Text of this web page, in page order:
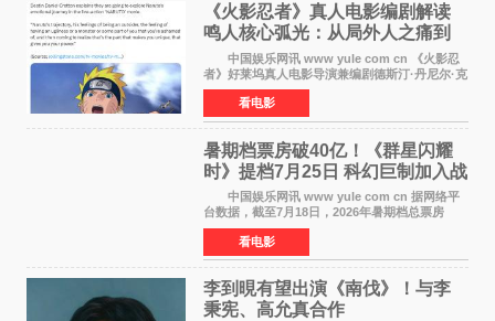
《火影忍者》真人电影编剧解读
鸣人核心弧光：从局外人之痛到
自我觉醒
中国娱乐网讯 www yule com cn 《火影忍
者》好莱坞真人电影导演兼编剧德斯汀·丹尼尔·克
雷顿近日在采访中分享了对主角鸣人成长弧光的
理解，透露电影将深入探索鸣人作为局外人的情
感历程。
看电影
暑期档票房破40亿！《群星闪耀
时》提档7月25日 科幻巨制加入战
中国娱乐网讯 www yule com cn 据网络平
台数据，截至7月18日，2026年暑期档总票房
（含预售）已正式突破40亿元大关，年度总票房
也随之逼近197亿元。超百部中外佳片同台竞技，
点燃了盛夏的电
看电影
李到晛有望出演《南伐》！与李
秉宪、高允真合作